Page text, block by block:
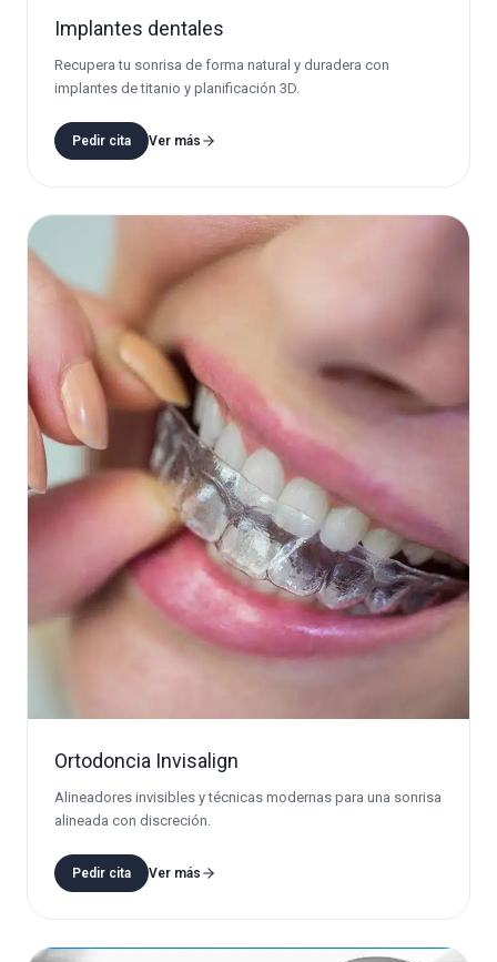
Implantes dentales
Recupera tu sonrisa de forma natural y duradera con
implantes de titanio y planificación 3D.
Pedir cita Ver más
Ortodoncia Invisalign
Alineadores invisibles y técnicas modernas para una sonrisa
alineada con discreción.
Pedir cita Ver más